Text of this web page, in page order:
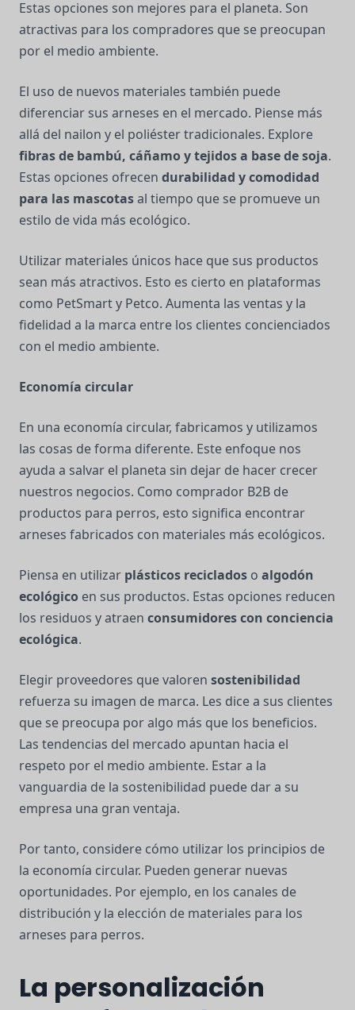
Estas opciones son mejores para el planeta. Son
atractivas para los compradores que se preocupan
por el medio ambiente.
El uso de nuevos materiales también puede
diferenciar sus arneses en el mercado. Piense más
allá del nailon y el poliéster tradicionales. Explore
fibras de bambú, cáñamo y tejidos a base de soja.
Estas opciones ofrecen durabilidad y comodidad
para las mascotasal tiempo que se promueve un
estilo de vida más ecológico.
Utilizar materiales únicos hace que sus productos
sean más atractivos. Esto es cierto en plataformas
como PetSmart y Petco. Aumenta las ventas y la
fidelidad a la marca entre los clientes concienciados
con el medio ambiente.
Economía circular
En una economía circular, fabricamos y utilizamos
las cosas de forma diferente. Este enfoque nos
ayuda a salvar el planeta sin dejar de hacer crecer
nuestros negocios. Como comprador B2B de
productos para perros, esto significa encontrar
arneses fabricados con materiales más ecológicos.
Piensa en utilizar plásticos reciclados o algodón
ecológico en sus productos. Estas opciones reducen
los residuos y atraen consumidores con conciencia
ecológica.
Elegir proveedores que valoren sostenibilidad
refuerza su imagen de marca. Les dice a sus clientes
que se preocupa por algo más que los beneficios.
Las tendencias del mercado apuntan hacia el
respeto por el medio ambiente. Estar a la
vanguardia de la sostenibilidad puede dar a su
empresa una gran ventaja.
Por tanto, considere cómo utilizar los principios de
la economía circular. Pueden generar nuevas
oportunidades. Por ejemplo, en los canales de
distribución y la elección de materiales para los
arneses para perros.
La personalización